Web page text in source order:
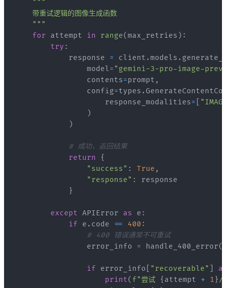
    """
for attempt in range(max_retries ) :
try :
            response
= client .models .
                model
= "gemini-3-pro-image-
                contents
=prompt ,
                config
=types .
                    response_modalities
=
)
)
# 成功，返回结果
return
{
"success" : True ,
"response" :
}
except APIError as e :
if e . code == 400 :
# 400 错误通常不可重试
                error_info
= handle_400_error(
if error_info "recoverable"
print( f"尝试 { attempt + 1 }/